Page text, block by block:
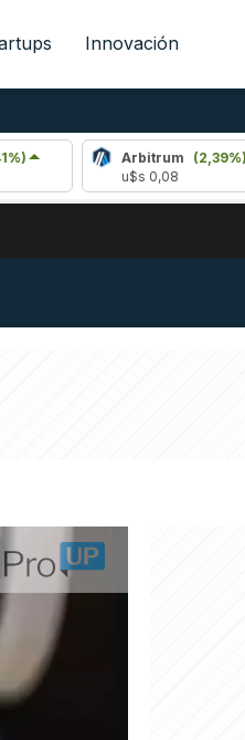
Innovación
Arbitrum
(2,39%)
IMPACTO EN BITCOIN,